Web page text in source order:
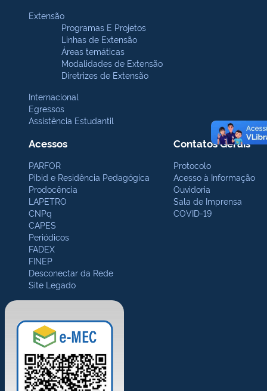
Extensão
Programas E Projetos
Linhas de Extensão
Áreas temáticas
Modalidades de Extensão
Diretrizes de Extensão
Internacional
Egressos
Assistência Estudantil
Acessos
PARFOR
Pibid e Residência Pedagógica
Prodocência
LAPETRO
CNPq
CAPES
Periódicos
FADEX
FINEP
Desconectar da Rede
Site Legado
Contatos Gerais
Protocolo
Acesso à Informação
Ouvidoria
Sala de Imprensa
COVID-19